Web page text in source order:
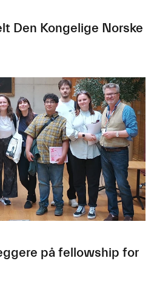
Den Kongelige Norske
på fellowship for